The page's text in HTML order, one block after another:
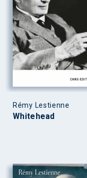
Rémy Lestienne
Whitehead